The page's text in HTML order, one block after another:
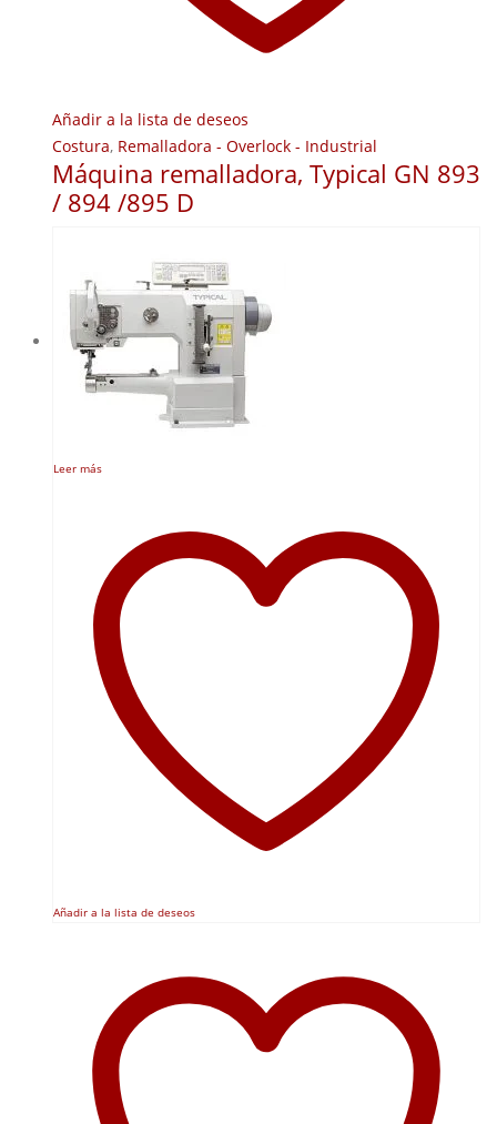
Añadir a la lista de deseos
Costura, Remalladora - Overlock - Industrial
Máquina remalladora, Typical GN 893
/ 894 /895 D
Leer más
Añadir a la lista de deseos